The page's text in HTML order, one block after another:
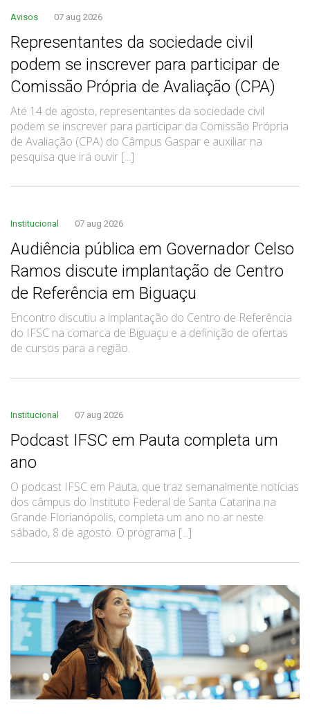
Avisos 07 aug 2026
Representantes da sociedade civil
podem se inscrever para participar de
Comissão Própria de Avaliação (CPA)
Até 14 de agosto, representantes da sociedade civil
podem se inscrever para participar da Comissão Própria
de Avaliação (CPA) do Câmpus Gaspar e auxiliar na
pesquisa que irá ouvir [...]
Institucional 07 aug 2026
Audiência pública em Governador Celso
Ramos discute implantação de Centro
de Referência em Biguaçu
Encontro discutiu a implantação do Centro de Referência
do IFSC na comarca de Biguaçu e a definição de ofertas
de cursos para a região.
Institucional 07 aug 2026
Podcast IFSC em Pauta completa um
ano
O podcast IFSC em Pauta, que traz semanalmente notícias
dos câmpus do Instituto Federal de Santa Catarina na
Grande Florianópolis, completa um ano no ar neste
sábado, 8 de agosto. O programa [...]